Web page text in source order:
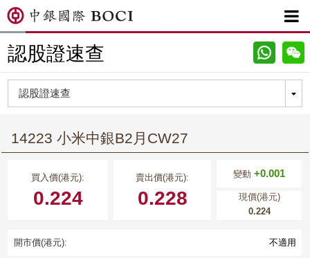

認股證速查
14223 小米中銀B2月CW27
買入價(港元):
0.224
賣出價(港元):
0.228
變動+0.001
現價(港元)
0.224
開市價(港元): 不適用